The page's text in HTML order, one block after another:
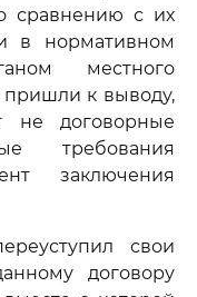
сравнению с их
в нормативном
местного
пришли к выводу,
не договорные
требования
заключения
свои
договору